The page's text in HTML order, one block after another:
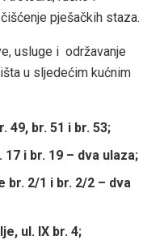
pješačkih staza.
usluge i održavanje
u sljedećim kućnim
49, br. 51 i br. 53;
i br. 19 – dva ulaza;
br. 2/1 i br. 2/2 – dva
ul. IX br. 4;